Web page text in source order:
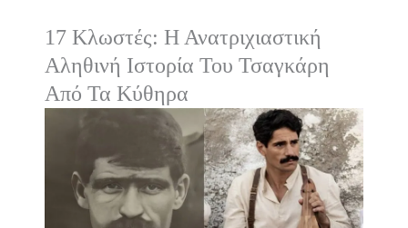
17 Κλωστές: Η Ανατριχιαστική
Αληθινή Ιστορία Του Τσαγκάρη
Από Τα Κύθηρα